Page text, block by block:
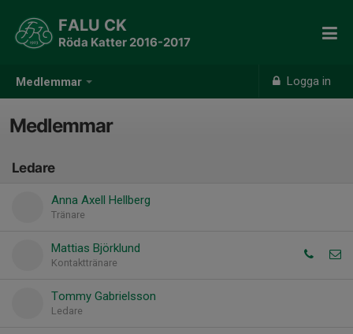
Medlemmar Logga in
FALU CK
Röda Katter 2016-2017
Medlemmar
Ledare
Anna Axell Hellberg
Tränare
Mattias Björklund
Kontakttränare
Tommy Gabrielsson
Ledare